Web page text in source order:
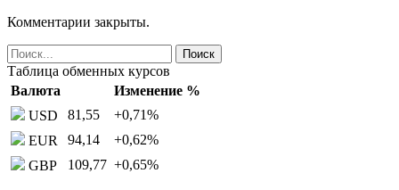
Комментарии закрыты.
Таблица обменных курсов
Валюта
Изменение %
USD
81,55 +0,71%
EUR
94,14 +0,62%
GBP
109,77 +0,65%